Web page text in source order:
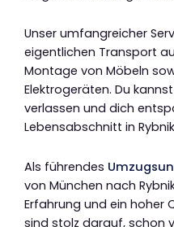
Unser umfangreicher
eigentlichen Transport
Montage von Möbeln
Elektrogeräten. Du
verlassen und dich
Lebensabschnitt in
Als führendes
von München nach
Erfahrung und ein hoher
sind stolz darauf, schon